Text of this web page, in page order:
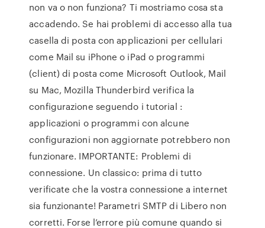
non va o non funziona? Ti mostriamo cosa sta
accadendo. Se hai problemi di accesso alla tua
casella di posta con applicazioni per cellulari
come Mail su iPhone o iPad o programmi
(client) di posta come Microsoft Outlook, Mail
su Mac, Mozilla Thunderbird verifica la
configurazione seguendo i tutorial :
applicazioni o programmi con alcune
configurazioni non aggiornate potrebbero non
funzionare. IMPORTANTE: Problemi di
connessione. Un classico: prima di tutto
verificate che la vostra connessione a internet
sia funzionante! Parametri SMTP di Libero non
corretti. Forse l’errore più comune quando si